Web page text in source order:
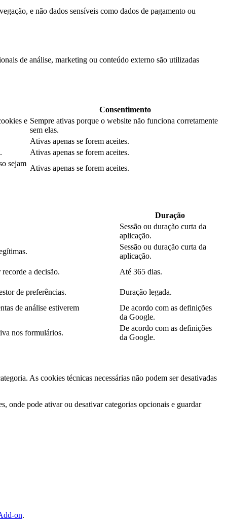
e não dados sensíveis como dados de pagamento ou
de análise, marketing ou conteúdo externo são utilizadas
Consentimento
e Sempre ativas porque o website não funciona corretamente
sem elas.
Ativas apenas se forem aceites.
Ativas apenas se forem aceites.
sejam
Ativas apenas se forem aceites.
Duração
Sessão ou duração curta da
aplicação.
Sessão ou duração curta da
aplicação.
a decisão. Até 365 dias.
de preferências. Duração legada.
de análise estiverem
De acordo com as definições
da Google.
nos formulários.
De acordo com as definições
da Google.
As cookies técnicas necessárias não podem ser desativadas
onde pode ativar ou desativar categorias opcionais e guardar
on.